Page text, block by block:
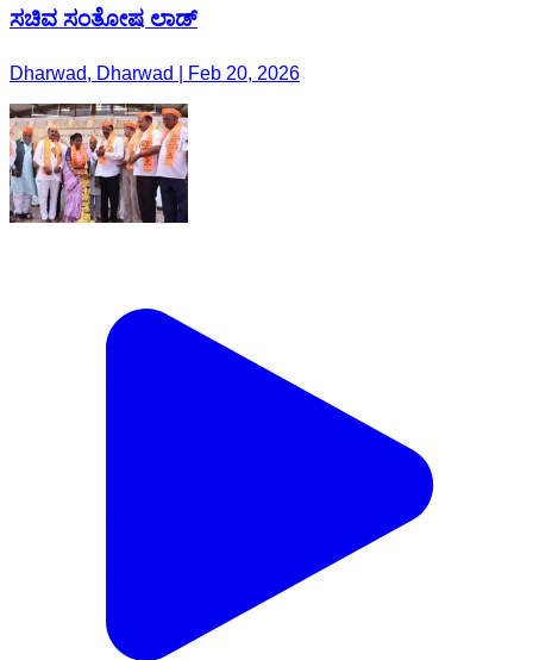
ಸಚಿವ ಸಂತೋಷ ಲಾಡ್
Dharwad, Dharwad | Feb 20, 2026